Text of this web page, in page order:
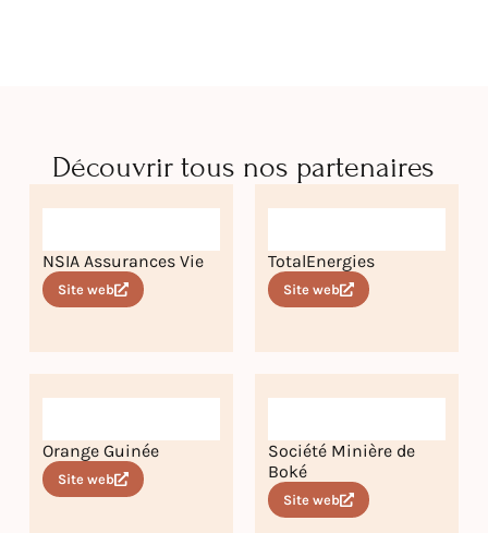
Découvrir tous nos partenaires
NSIA Assurances Vie
Site web
TotalEnergies
Site web
Orange Guinée
Site web
Société Minière de
Boké
Site web